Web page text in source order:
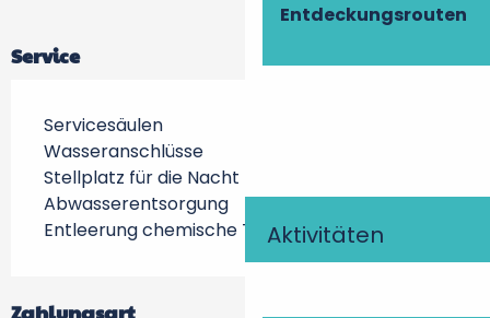
Entdeckungsrouten
Aktivitäten
Service
Servicesäulen
Wasseranschlüsse
Stellplatz für die Nacht
Abwasserentsorgung
Entleerung chemische Toiletten
Zahlungsart